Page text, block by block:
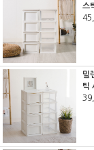
스
밀
틱